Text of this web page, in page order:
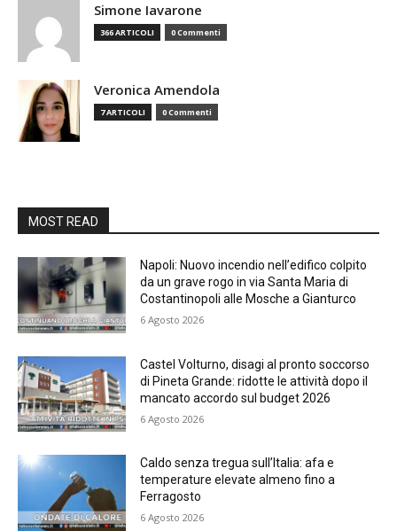
Simone Iavarone
366 ARTICOLI 0 Commenti
Veronica Amendola
7 ARTICOLI 0 Commenti
MOST READ
Napoli: Nuovo incendio nell’edifico colpito
da un grave rogo in via Santa Maria di
Costantinopoli alle Mosche a Gianturco
6 Agosto 2026
Castel Volturno, disagi al pronto soccorso
di Pineta Grande: ridotte le attività dopo il
mancato accordo sul budget 2026
6 Agosto 2026
Caldo senza tregua sull’Italia: afa e
temperature elevate almeno fino a
Ferragosto
6 Agosto 2026